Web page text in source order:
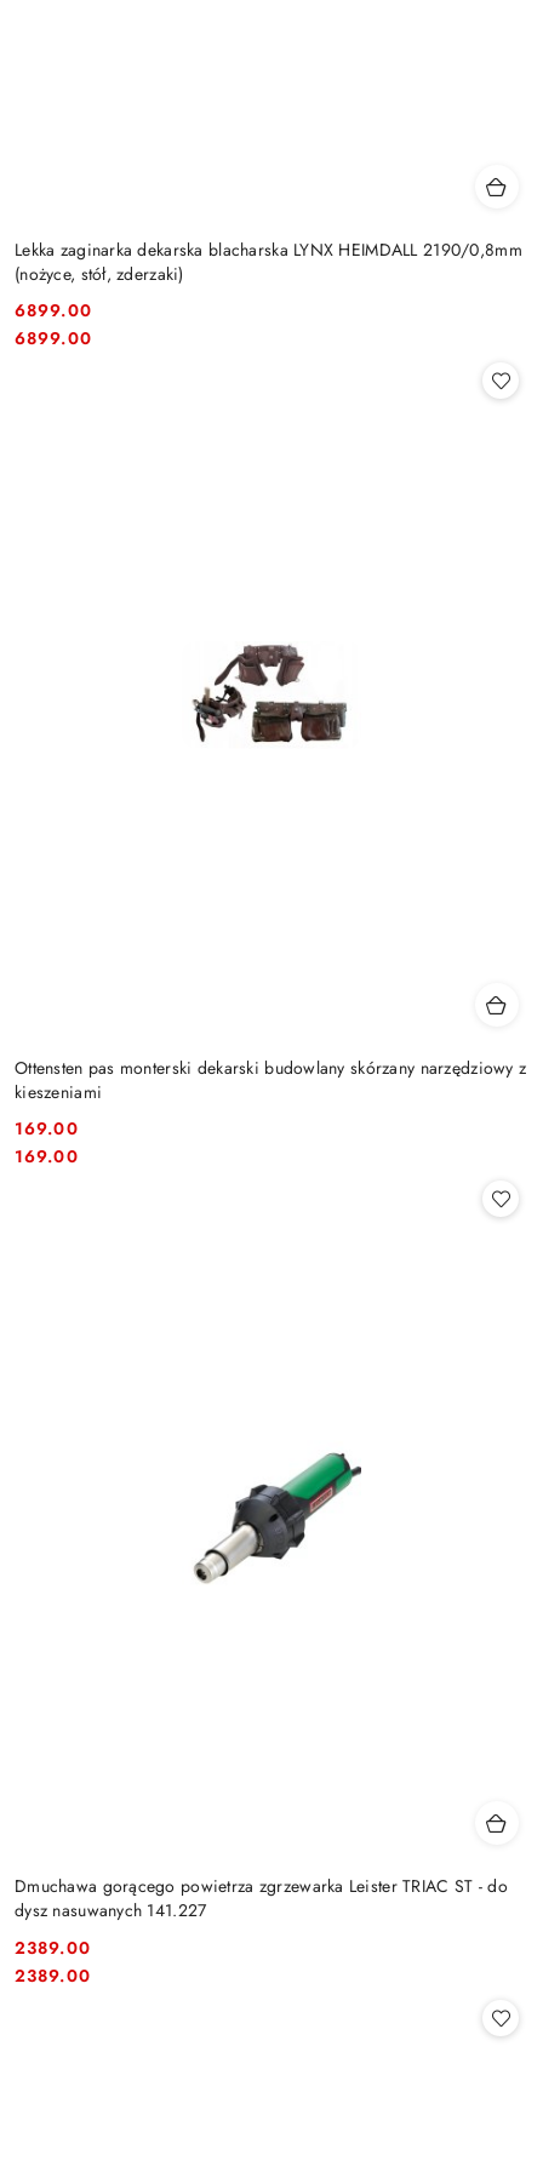
Lekka zaginarka dekarska blacharska LYNX HEIMDALL 2190/0,8mm
(nożyce, stół, zderzaki)
Cena:
6899.00
Cena:
6899.00
Ottensten pas monterski dekarski budowlany skórzany narzędziowy z
kieszeniami
Cena:
169.00
Cena:
169.00
Dmuchawa gorącego powietrza zgrzewarka Leister TRIAC ST - do
dysz nasuwanych 141.227
Cena:
2389.00
Cena:
2389.00